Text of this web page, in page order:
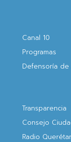
Canal 10
Programas
Defensoría de
Transparencia
Consejo
Radio